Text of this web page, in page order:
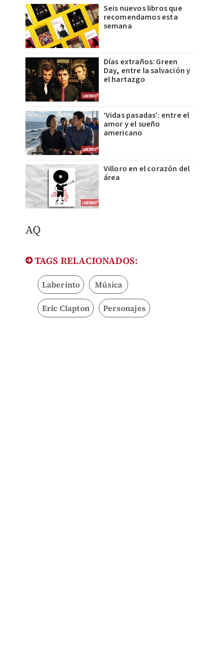
Seis nuevos libros que
recomendamos esta
semana
Días extraños: Green
Day, entre la salvación y
el hartazgo
‘Vidas pasadas’: entre el
amor y el sueño
americano
Villoro en el corazón del
área
AQ
TAGS RELACIONADOS:
Laberinto Música
Eric Clapton Personajes